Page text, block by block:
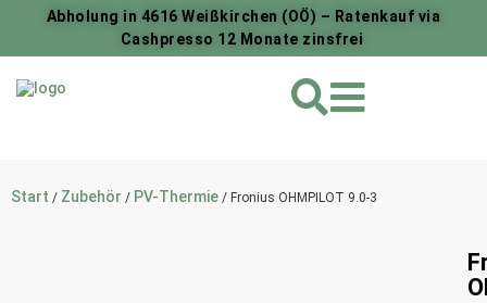
Abholung in 4616 Weißkirchen (OÖ) – Ratenkauf via
Cashpresso 12 Monate zinsfrei
Start / Zubehör / PV-Thermie / Fronius OHMPILOT 9.0-3